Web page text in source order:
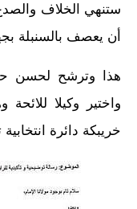
ستنهي الخلاف
أن يعصف بالسنبلة
هذا وترشح لحسن
واختير وكيلا
خريبكة دائرة